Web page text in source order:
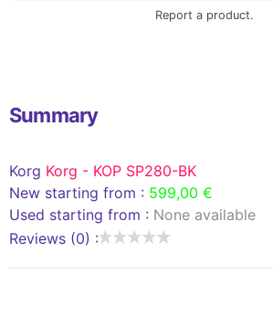
Report a product.
Summary
Korg Korg - KOP SP280-BK
New starting from : 599,00 €
Used starting from : None available
Reviews (0) :